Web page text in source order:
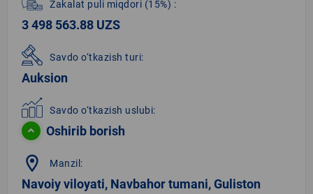
Zakalat puli miqdori (15%) :
3 498 563.88 UZS
Savdo o‘tkazish turi:
Auksion
Savdo o‘tkazish uslubi:
Oshirib borish
location_on Manzil:
Navoiy viloyati, Navbahor tumani, Guliston